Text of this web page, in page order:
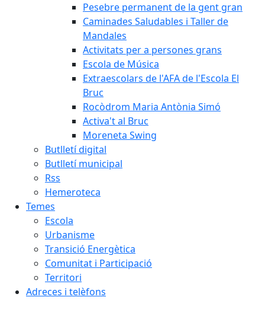
Pesebre permanent de la gent gran
Caminades Saludables i Taller de
Mandales
Activitats per a persones grans
Escola de Música
Extraescolars de l'AFA de l'Escola El
Bruc
Rocòdrom Maria Antònia Simó
Activa't al Bruc
Moreneta Swing
Butlletí digital
Butlletí municipal
Rss
Hemeroteca
Temes
Escola
Urbanisme
Transició Energètica
Comunitat i Participació
Territori
Adreces i telèfons